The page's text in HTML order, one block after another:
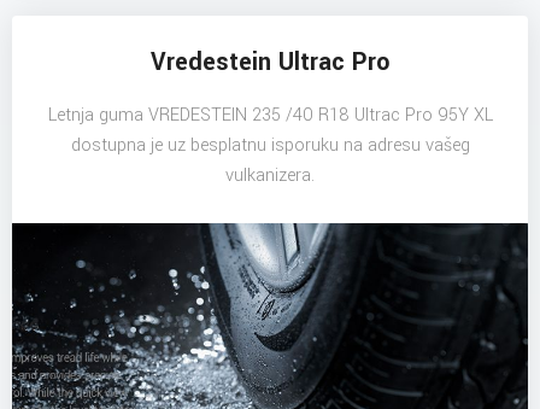
Vredestein Ultrac Pro
Letnja guma VREDESTEIN 235 /40 R18 Ultrac Pro 95Y XL
dostupna je uz besplatnu isporuku na adresu vašeg
vulkanizera.